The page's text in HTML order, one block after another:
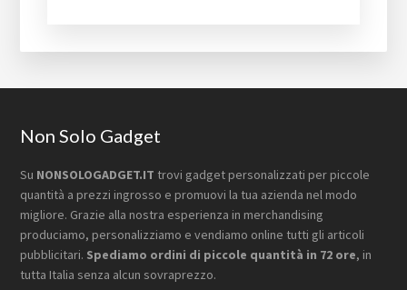
Footer
Non Solo Gadget
Su NONSOLOGADGET.IT trovi gadget personalizzati per piccole
quantità a prezzi ingrosso e promuovi la tua azienda nel modo
migliore. Grazie alla nostra esperienza in merchandising
produciamo, personalizziamo e vendiamo online tutti gli articoli
pubblicitari. Spediamo ordini di piccole quantità in 72 ore, in
tutta Italia senza alcun sovraprezzo.